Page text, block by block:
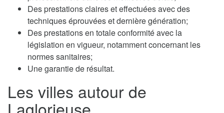
Des prestations claires et effectuées avec des
techniques éprouvées et dernière génération;
Des prestations en totale conformité avec la
législation en vigueur, notamment concernant les
normes sanitaires;
Une garantie de résultat.
Les villes autour de
Laglorieuse